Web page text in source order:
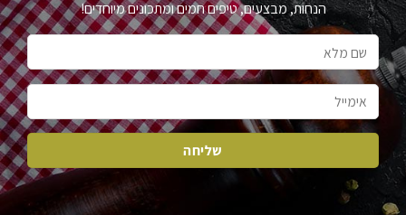
הנחות, מבצעים, טיפים חמים ומתכונים מיוחדים!